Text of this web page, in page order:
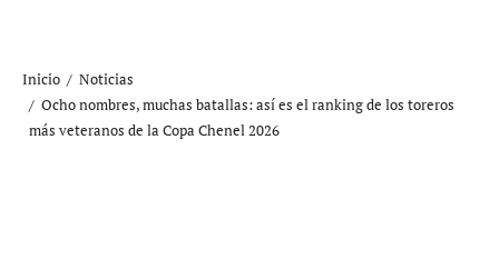
Inicio
Noticias
Ocho nombres, muchas batallas: así es el ranking de los toreros
más veteranos de la Copa Chenel 2026